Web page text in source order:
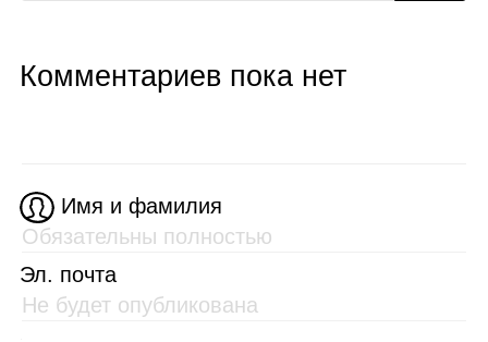
Комментариев пока нет
Имя и фамилия
Эл. почта